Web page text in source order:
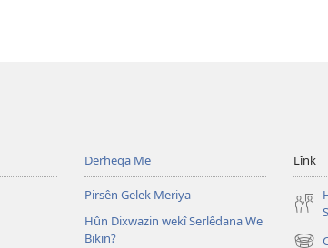
Derheqa Me
Pirsên Gelek Meriya
Hûn Dixwazin wekî Serlêdana We
Bikin?
Lînk